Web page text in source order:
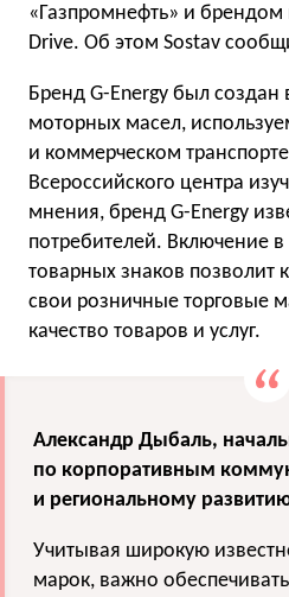
«Газпромнефть» и
Drive. Об этом Sostav
Бренд G-Energy был создан
моторных масел,
и коммерческом
Всероссийского центра
мнения, бренд G-Energy
потребителей. Включение
товарных знаков позволит
свои розничные торговые
качество товаров и услуг.
Александр Дыбаль,
по корпоративным
и региональному
Учитывая широкую
марок, важно